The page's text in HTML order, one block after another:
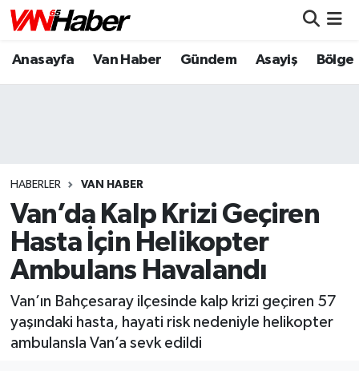
Anasayfa Van Haber Gündem Asayiş Bölge
HABERLER VAN HABER
Van’da Kalp Krizi Geçiren
Hasta İçin Helikopter
Ambulans Havalandı
Van’ın Bahçesaray ilçesinde kalp krizi geçiren 57
yaşındaki hasta, hayati risk nedeniyle helikopter
ambulansla Van’a sevk edildi
Nöbetçi Eczaneler
Puan Durumu ve Fikstür
Tüm Manşetler
Son Dakika Haberleri
Haber Arşivi